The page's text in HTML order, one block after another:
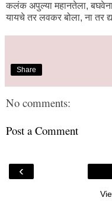
कलंक अपुल्या महानतेला,
यायचे तर लवकर बोला, ना तर
Share
No comments:
Post a Comment
‹